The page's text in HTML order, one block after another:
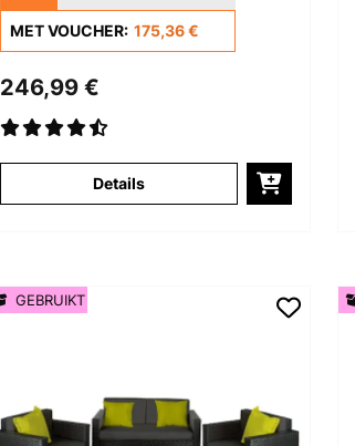
MET VOUCHER: 175,36 €
246,99 €
Details
GEBRUIKT